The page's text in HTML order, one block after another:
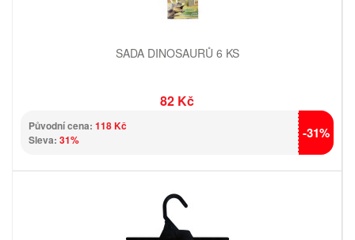
SADA DINOSAURŮ 6 KS
82 Kč
Původní cena: 118 Kč
Sleva: 31% -31%